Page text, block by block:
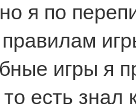
я по
игры я
есть знал